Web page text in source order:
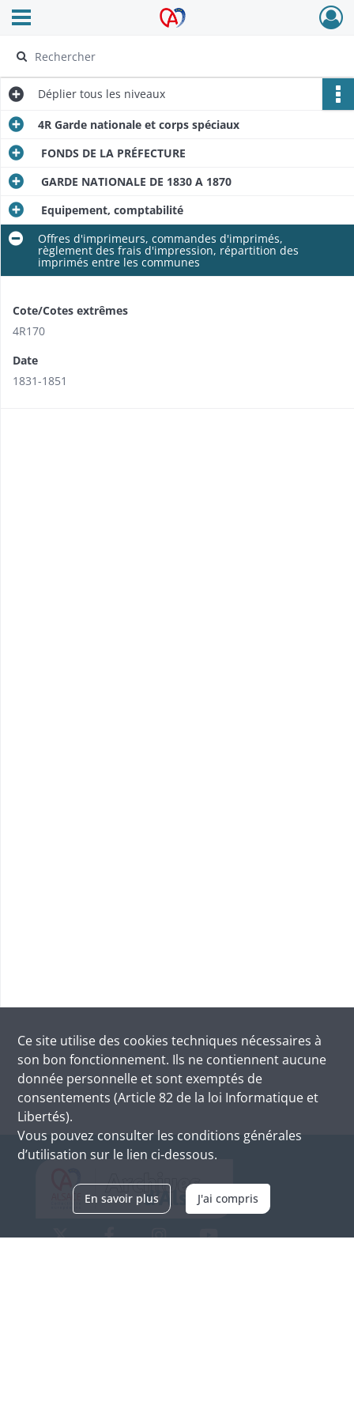
Archives Alsace - Colmar
Ouvrir le menu déroulant
Déplier tous les niveaux
4R Garde nationale et corps spéciaux
FONDS DE LA PRÉFECTURE
GARDE NATIONALE DE 1830 A 1870
Equipement, comptabilité
Offres d'imprimeurs, commandes d'imprimés,
règlement des frais d'impression, répartition des
imprimés entre les communes
Cote/Cotes extrêmes
4R170
Date
1831-1851
Ce site utilise des cookies techniques nécessaires à
son bon fonctionnement. Ils ne contiennent aucune
donnée personnelle et sont exemptés de
consentements (Article 82 de la loi Informatique et
Libertés).
Vous pouvez consulter les conditions générales
d’utilisation sur le lien ci-dessous.
En savoir plus J'ai compris